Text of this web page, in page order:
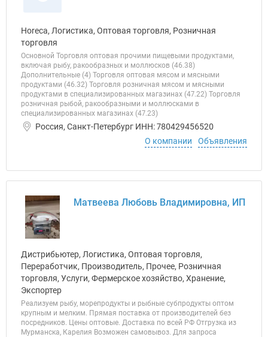
Horeca, Логистика, Оптовая торговля, Розничная
торговля
Основной Торговля оптовая прочими пищевыми продуктами,
включая рыбу, ракообразных и моллюсков (46.38)
Дополнительные (4) Торговля оптовая мясом и мясными
продуктами (46.32) Торговля розничная мясом и мясными
продуктами в специализированных магазинах (47.22) Торговля
розничная рыбой, ракообразными и моллюсками в
специализированных магазинах (47.23)
Россия, Санкт-Петербург ИНН: 780429456520
О компании
Объявления
Матвеева Любовь Владимировна, ИП
Дистрибьютер, Логистика, Оптовая торговля,
Переработчик, Производитель, Прочее, Розничная
торговля, Услуги, Фермерское хозяйство, Хранение,
Экспортер
Реализуем рыбу, морепродукты и рыбные субпродукты оптом
крупным и мелким. Прямая поставка от производителей без
посредников. Цены оптовые. Доставка по всей РФ Отгрузка из
Мурманска, Карелия Возможен самовывоз. Для запроса